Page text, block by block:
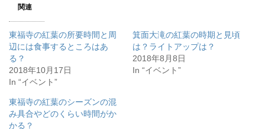
ド
ウ
き
ま
す
し
い
ウ
ド
ウ
き
ま
す
)
関連
東福寺の紅葉の所要時間と周
辺には食事するところはあ
る？
2018年10月17日
In “イベント”
箕面大滝の紅葉の時期と見頃
は？ライトアップは？
2018年8月8日
In “イベント”
東福寺の紅葉のシーズンの混
み具合やどのくらい時間がか
かる？